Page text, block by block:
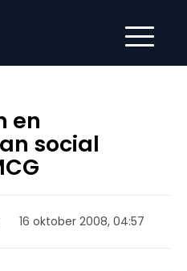
en
social
16 oktober 2008, 04:57